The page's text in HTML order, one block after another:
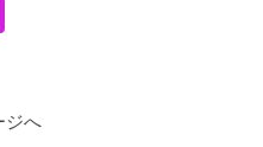
ジへ